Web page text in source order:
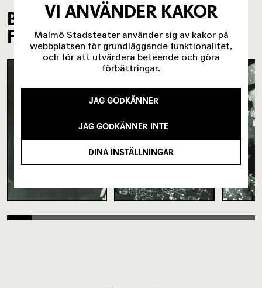
BILDER FRÅN
FÖRESTÄLLNINGEN
VI ANVÄNDER KAKOR
Malmö Stadsteater använder sig av kakor på
webbplatsen för grundläggande funktionalitet,
och för att utvärdera beteende och göra
förbättringar.
JAG GODKÄNNER
JAG GODKÄNNER INTE
DINA INSTÄLLNINGAR